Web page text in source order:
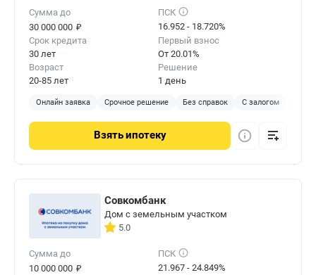
Сумма до
30 000 000 ₽
ПСК
16.952 - 18.720%
Срок кредита
30 лет
Первый взнос
От 20.01%
Возраст
20-85 лет
Решение
1 день
Онлайн заявка Срочное решение Без справок С залогом
Взятьипотеку
Совкомбанк
Дом с земельным участком
5.0
Сумма до
10 000 000 ₽
ПСК
21.967 - 24.849%